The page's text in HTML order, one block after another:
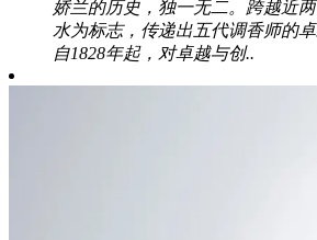
娇兰的历史，独一无二。跨越近
水为标志，传递出五代调香师的卓
自1828年起，对卓越与创..